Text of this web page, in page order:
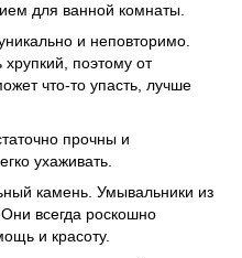
для ванной комнаты.
и неповторимо.
поэтому от
что-то упасть, лучше
прочны и
ухаживать.
камень. Умывальники из
всегда роскошно
и красоту.